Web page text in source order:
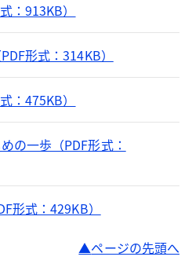
：913KB）
形式：314KB）
：475KB）
の一歩（PDF形式：
形式：429KB）
ページの先頭へ